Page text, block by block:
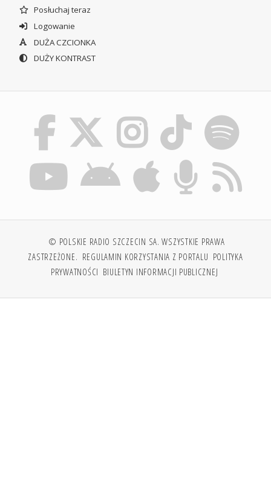
Posłuchaj teraz
Logowanie
DUŻA CZCIONKA
DUŻY KONTRAST
© POLSKIE RADIO SZCZECIN SA. WSZYSTKIE PRAWA
ZASTRZEŻONE. REGULAMIN KORZYSTANIA Z PORTALU POLITYKA
PRYWATNOŚCI BIULETYN INFORMACJI PUBLICZNEJ